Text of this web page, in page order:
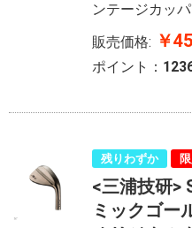
ンテージカッパ
販売価格: ￥
ポイント：
残りわずか
<三浦技研>
ミックゴー